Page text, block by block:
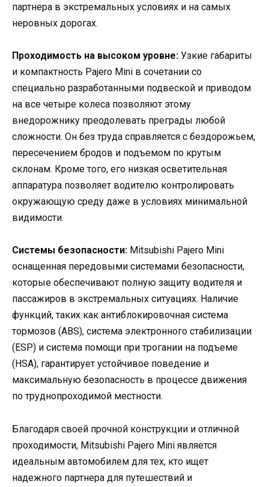
партнера в экстремальных условиях и на самых
неровных дорогах.
Проходимость на высоком уровне: Узкие габариты
и компактность Pajero Mini в сочетании со
специально разработанными подвеской и приводом
на все четыре колеса позволяют этому
внедорожнику преодолевать преграды любой
сложности. Он без труда справляется с бездорожьем,
пересечением бродов и подъемом по крутым
склонам. Кроме того, его низкая осветительная
аппаратура позволяет водителю контролировать
окружающую среду даже в условиях минимальной
видимости.
Системы безопасности: Mitsubishi Pajero Mini
оснащенная передовыми системами безопасности,
которые обеспечивают полную защиту водителя и
пассажиров в экстремальных ситуациях. Наличие
функций, таких как антиблокировочная система
тормозов (ABS), система электронного стабилизации
(ESP) и система помощи при трогании на подъеме
(HSA), гарантирует устойчивое поведение и
максимальную безопасность в процессе движения
по труднопроходимой местности.
Благодаря своей прочной конструкции и отличной
проходимости, Mitsubishi Pajero Mini является
идеальным автомобилем для тех, кто ищет
надежного партнера для путешествий и